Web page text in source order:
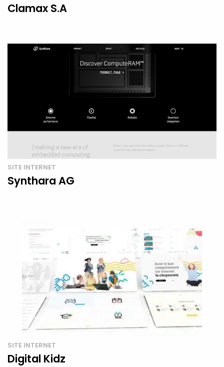
Clamax S.A
SITE INTERNET
Synthara AG
SITE INTERNET
Digital Kidz